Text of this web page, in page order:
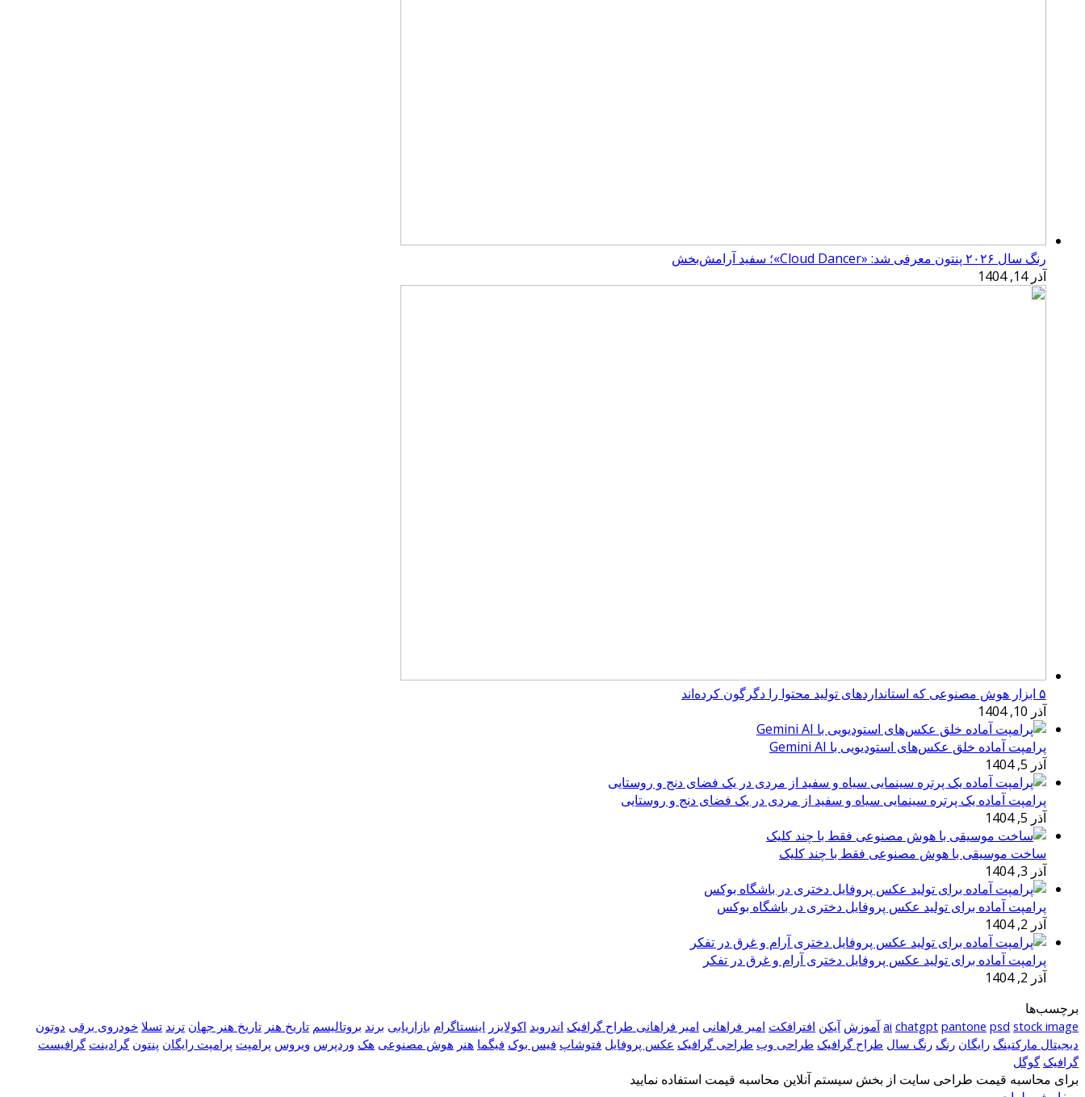
رنگ سال ۲۰۲۶ پنتون معرفی شد: «Cloud Dancer»؛ سفید آرامش‌بخش
آذر 14, 1404
۵ ابزار هوش مصنوعی که استانداردهای تولید محتوا را دگرگون کرده‌اند
آذر 10, 1404
پرامپت آماده خلق عکس‌های استودیویی با Gemini AI
آذر 5, 1404
پرامپت آماده یک پرتره سینمایی سیاه و سفید از مردی در یک فضای دنج و روستایی
آذر 5, 1404
ساخت موسیقی با هوش مصنوعی فقط با چند کلیک
آذر 3, 1404
پرامپت آماده برای تولید عکس پروفایل دختری در باشگاه بوکس
آذر 2, 1404
پرامپت آماده برای تولید عکس پروفایل دختری آرام و غرق در تفکر
آذر 2, 1404
برچسب‌ها
ai chatgpt pantone psd stock image آموزش آیکن افترافکت امیر فراهانی امیر فراهانی طراح گرافیک اندروید اکولایزر اینستاگرام بازاریابی برند بروتالیسم تاریخ هنر تاریخ هنر جهان ترند تسلا خودروی برقی دوتون
دیجیتال مارکتینگ رایگان رنگ رنگ سال طراح گرافیک طراحی وب طراحی گرافیک عکس پروفایل فتوشاپ فیس بوک فیگما هنر هوش مصنوعی هک وردپرس ویروس پرامپت پرامپت رایگان پنتون گرادینت گرافیست
گرافیک گوگل
برای محاسبه قیمت طراحی سایت از بخش سیستم آنلاین محاسبه قیمت استفاده نمایید